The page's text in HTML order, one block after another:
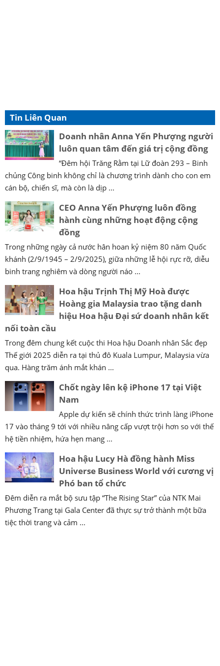
Tin Liên Quan
Doanh nhân Anna Yến Phượng người
luôn quan tâm đến giá trị cộng đồng
“Đêm hội Trăng Rằm tại Lữ đoàn 293 – Binh
chủng Công binh không chỉ là chương trình dành cho con em
cán bộ, chiến sĩ, mà còn là dịp ...
CEO Anna Yến Phượng luôn đồng
hành cùng những hoạt động cộng
đồng
Trong những ngày cả nước hân hoan kỷ niệm 80 năm Quốc
khánh (2/9/1945 – 2/9/2025), giữa những lễ hội rực rỡ, diễu
binh trang nghiêm và dòng người náo ...
Hoa hậu Trịnh Thị Mỹ Hoà được
Hoàng gia Malaysia trao tặng danh
hiệu Hoa hậu Đại sứ doanh nhân kết
nối toàn cầu
Trong đêm chung kết cuộc thi Hoa hậu Doanh nhân Sắc đẹp
Thế giới 2025 diễn ra tại thủ đô Kuala Lumpur, Malaysia vừa
qua. Hàng trăm ánh mắt khán ...
Chốt ngày lên kệ iPhone 17 tại Việt
Nam
Apple dự kiến sẽ chính thức trình làng iPhone
17 vào tháng 9 tới với nhiều nâng cấp vượt trội hơn so với thế
hệ tiền nhiệm, hứa hẹn mang ...
Hoa hậu Lucy Hà đồng hành Miss
Universe Business World với cương vị
Phó ban tổ chức
Đêm diễn ra mắt bộ sưu tập “The Rising Star” của NTK Mai
Phương Trang tại Gala Center đã thực sự trở thành một bữa
tiệc thời trang và cảm ...